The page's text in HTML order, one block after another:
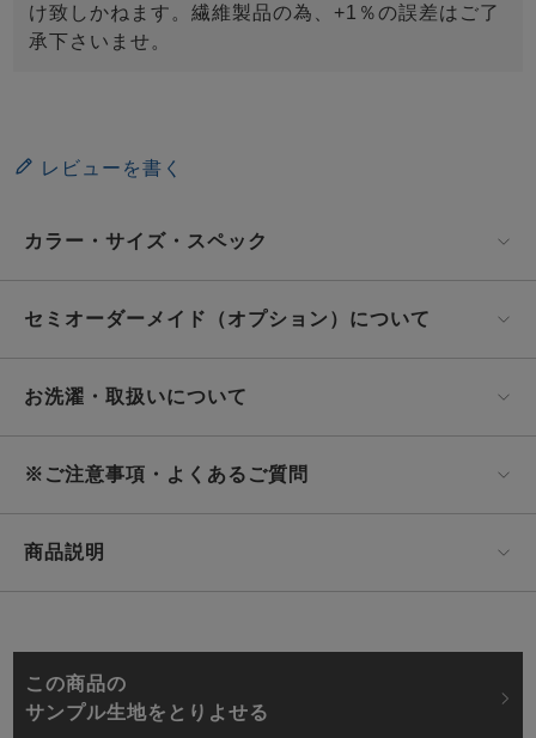
け致しかねます。繊維製品の為、+1％の誤差はご了
承下さいませ。
レビューを書く
カラー・サイズ・スペック
セミオーダーメイド（オプション）について
お洗濯・取扱いについて
※ご注意事項・よくあるご質問
商品説明
この商品の
サンプル生地をとりよせる